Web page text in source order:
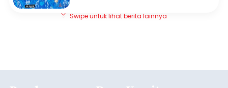
Swipe untuk lihat berita lainnya